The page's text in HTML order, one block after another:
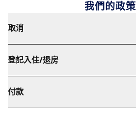
我們的政策
取消
登記入住/退房
付款